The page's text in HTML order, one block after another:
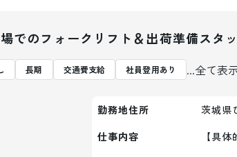
場でのフォークリフト＆出荷準備ス
長期 交通費支給 社員登用あり ...全て表
勤務地住所
茨城県
仕事内容
【具